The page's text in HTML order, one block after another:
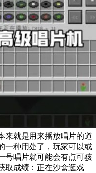
来就是用来播放唱片的道
一种用处了，玩家可以或
号唱片就可能会有点可骇
取成绩：正在沙盒逛戏